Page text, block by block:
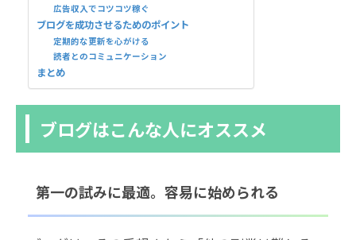
広告収入でコツコツ稼ぐ
ブログを成功させるためのポイント
定期的な更新を心がける
読者とのコミュニケーション
まとめ
ブログはこんな人にオススメ
第一の試みに最適。容易に始められる